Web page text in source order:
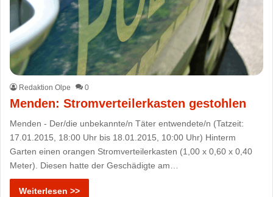
Redaktion Olpe 0
Menden: Stromverteilerkasten gestohlen
Menden - Der/die unbekannte/n Täter entwendete/n (Tatzeit:
17.01.2015, 18:00 Uhr bis 18.01.2015, 10:00 Uhr) Hinterm
Garten einen orangen Stromverteilerkasten (1,00 x 0,60 x 0,40
Meter). Diesen hatte der Geschädigte am…
Weiterlesen >>